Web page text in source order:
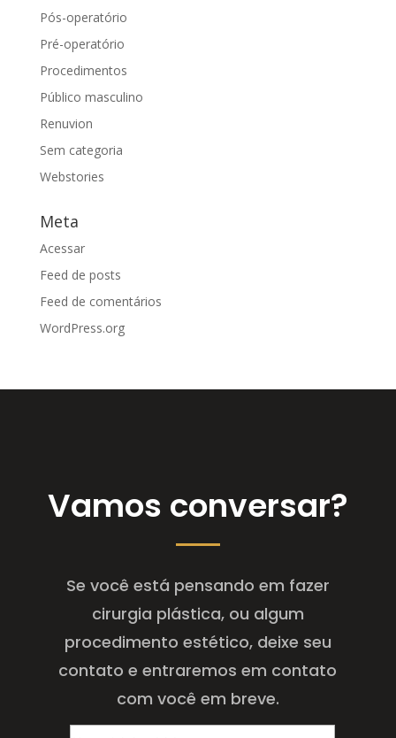
Pós-operatório
Pré-operatório
Procedimentos
Público masculino
Renuvion
Sem categoria
Webstories
Meta
Acessar
Feed de posts
Feed de comentários
WordPress.org
Vamos conversar?
Se você está pensando em fazer
cirurgia plástica, ou algum
procedimento estético, deixe seu
contato e entraremos em contato
com você em breve.